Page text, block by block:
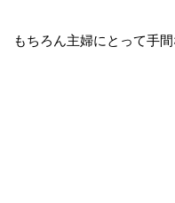
もちろん主婦にとって手